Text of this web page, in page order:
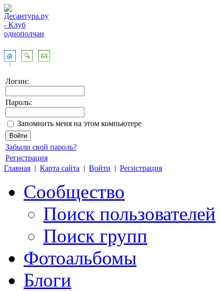
Логин:
Пароль:
Запомнить меня на этом компьютере
Забыли свой пароль?
Регистрация
Главная | Карта сайта | Войти | Регистрация
Сообщество
Поиск пользователей
Поиск групп
Фотоальбомы
Блоги